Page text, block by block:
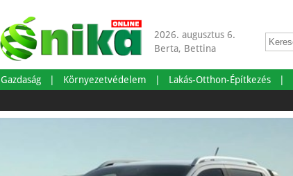
2026. augusztus 6.
Berta, Bettina
Gazdaság Környezetvédelem Lakás-Otthon-Építkezés